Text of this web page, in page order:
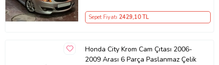
Sepet Fiyatı 2429,10 TL
Honda City Krom Cam Çıtası 2006-
2009 Arası 6 Parça Paslanmaz Çelik